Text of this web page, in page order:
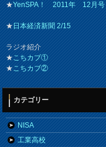
★YenSPA！ 2011年 12月号
★日本経済新聞 2/15
ラジオ紹介
★こちカブ①
★こちカブ②
カテゴリー
NISA
工業高校